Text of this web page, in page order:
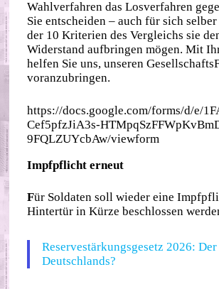
Wahlverfahren das Losverfahren
Sie entscheiden – auch für sich
der 10 Kriterien des Vergleichs sie
Widerstand aufbringen mögen. Mit
helfen Sie uns, unseren
voranzubringen.
https://docs.google.com/forms/d/e/
Cef5pfzJiA3s-
9FQLZUYcbAw/viewform
Impfpflicht erneut
Für Soldaten soll wieder eine
Hintertür in Kürze beschlossen
Reservestärkungsgesetz 2026:
Deutschlands?